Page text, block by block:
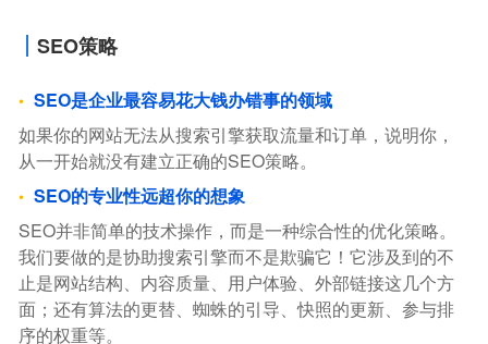
SEO策略
SEO是企业最容易花大钱办错事的领域
如果你的网站无法从搜索引擎获取流量和订单，说明你，
从一开始就没有建立正确的SEO策略。
SEO的专业性远超你的想象
SEO并非简单的技术操作，而是一种综合性的优化策略。
我们要做的是协助搜索引擎而不是欺骗它！它涉及到的不
止是网站结构、内容质量、用户体验、外部链接这几个方
面；还有算法的更替、蜘蛛的引导、快照的更新、参与排
序的权重等。